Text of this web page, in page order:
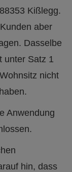
Kißlegg.
aber
Dasselbe
unter Satz 1
nicht
Anwendung
hin, dass